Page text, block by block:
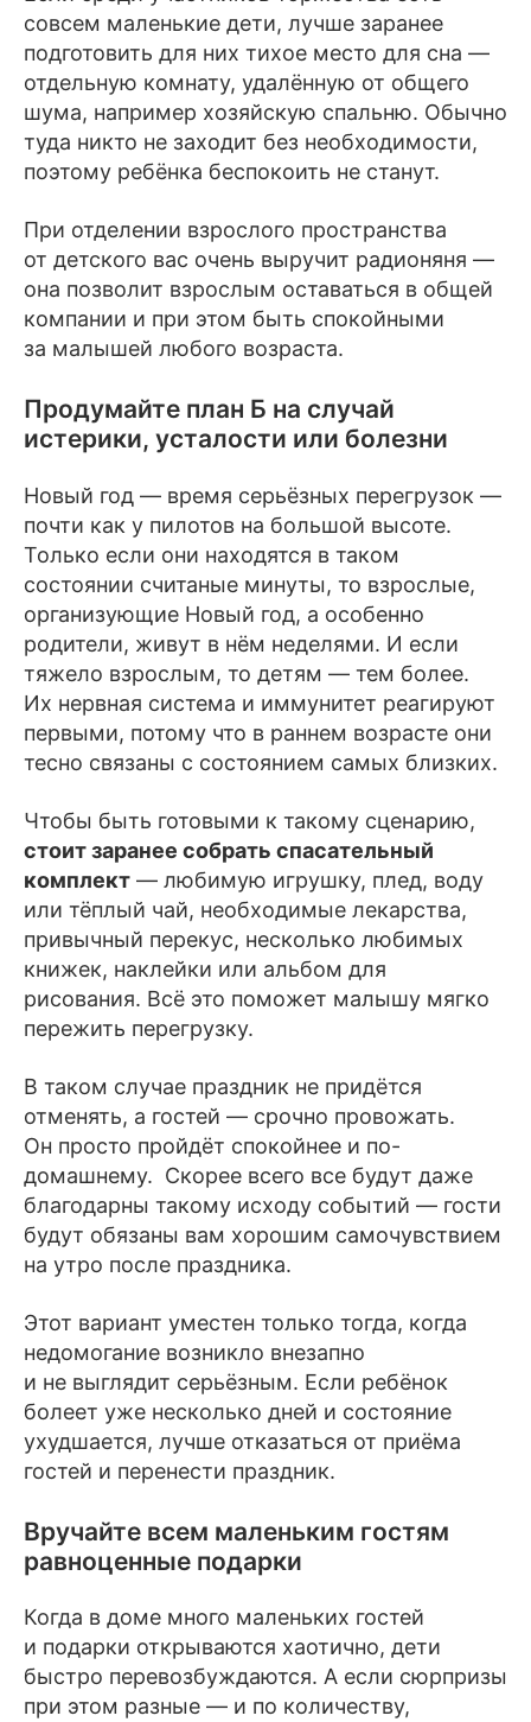
совсем маленькие дети, лучше заранее
подготовить для них тихое место для сна —
отдельную комнату, удалённую от общего
шума, например хозяйскую спальню. Обычно
туда никто не заходит без необходимости,
поэтому ребёнка беспокоить не станут.
При отделении взрослого пространства
от детского вас очень выручит радионяня —
она позволит взрослым оставаться в общей
компании и при этом быть спокойными
за малышей любого возраста.
Продумайте план Б на случай
истерики, усталости или болезни
Новый год — время серьёзных перегрузок —
почти как у пилотов на большой высоте.
Только если они находятся в таком
состоянии считаные минуты, то взрослые,
организующие Новый год, а особенно
родители, живут в нём неделями. И если
тяжело взрослым, то детям — тем более.
Их нервная система и иммунитет реагируют
первыми, потому что в раннем возрасте они
тесно связаны с состоянием самых близких.
Чтобы быть готовыми к такому сценарию,
стоит заранее собрать спасательный
комплект — любимую игрушку, плед, воду
или тёплый чай, необходимые лекарства,
привычный перекус, несколько любимых
книжек, наклейки или альбом для
рисования. Всё это поможет малышу мягко
пережить перегрузку.
В таком случае праздник не придётся
отменять, а гостей — срочно провожать.
Он просто пройдёт спокойнее и по-
домашнему. Скорее всего все будут даже
благодарны такому исходу событий — гости
будут обязаны вам хорошим самочувствием
на утро после праздника.
Этот вариант уместен только тогда, когда
недомогание возникло внезапно
и не выглядит серьёзным. Если ребёнок
болеет уже несколько дней и состояние
ухудшается, лучше отказаться от приёма
гостей и перенести праздник.
Вручайте всем маленьким гостям
равноценные подарки
Когда в доме много маленьких гостей
и подарки открываются хаотично, дети
быстро перевозбуждаются. А если сюрпризы
при этом разные — и по количеству,